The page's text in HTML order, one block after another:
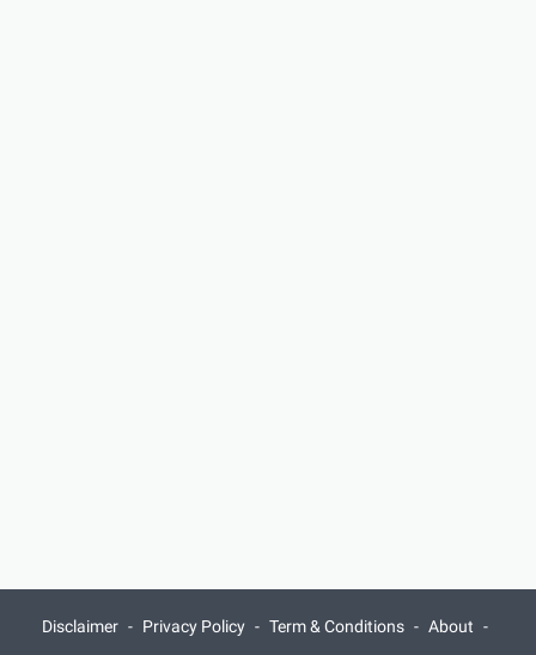
Disclaimer Privacy Policy Term & Conditions
About